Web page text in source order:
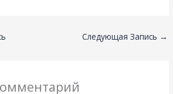
Следующая Запись →